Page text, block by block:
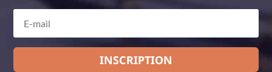
INSCRIPTION